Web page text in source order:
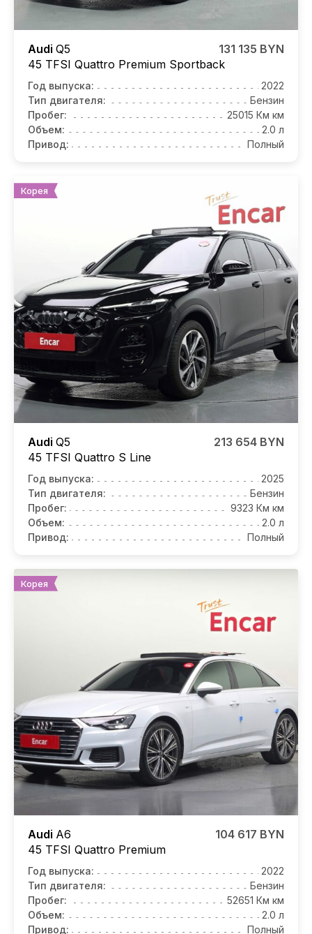
Audi Q5
45 TFSI Quattro Premium Sportback
131 135 BYN
Год выпуска:
2022
Тип двигателя:
Бензин
Пробег:
25015 Км км
Объем:
2.0 л
Привод:
Полный
Корея
Audi Q5
45 TFSI Quattro S Line
213 654 BYN
Год выпуска:
2025
Тип двигателя:
Бензин
Пробег:
9323 Км км
Объем:
2.0 л
Привод:
Полный
Корея
Audi A6
45 TFSI Quattro Premium
104 617 BYN
Год выпуска:
2022
Тип двигателя:
Бензин
Пробег:
52651 Км км
Объем:
2.0 л
Привод:
Полный